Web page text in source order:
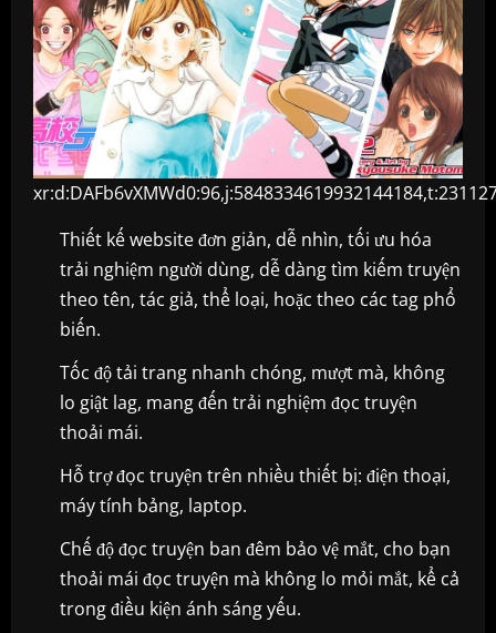
Thiết kế website đơn giản, dễ nhìn, tối ưu hóa
trải nghiệm người dùng, dễ dàng tìm kiếm truyện
theo tên, tác giả, thể loại, hoặc theo các tag phổ
biến.
Tốc độ tải trang nhanh chóng, mượt mà, không
lo giật lag, mang đến trải nghiệm đọc truyện
thoải mái.
Hỗ trợ đọc truyện trên nhiều thiết bị: điện thoại,
máy tính bảng, laptop.
Chế độ đọc truyện ban đêm bảo vệ mắt, cho bạn
thoải mái đọc truyện mà không lo mỏi mắt, kể cả
trong điều kiện ánh sáng yếu.